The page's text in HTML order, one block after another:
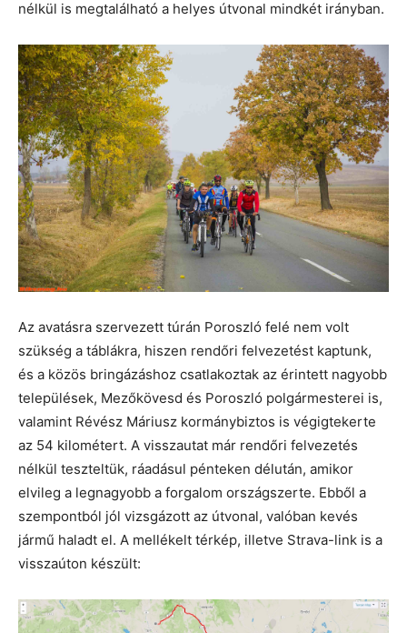
nélkül is megtalálható a helyes útvonal mindkét irányban.
Az avatásra szervezett túrán Poroszló felé nem volt
szükség a táblákra, hiszen rendőri felvezetést kaptunk,
és a közös bringázáshoz csatlakoztak az érintett nagyobb
települések, Mezőkövesd és Poroszló polgármesterei is,
valamint Révész Máriusz kormánybiztos is végigtekerte
az 54 kilométert. A visszautat már rendőri felvezetés
nélkül teszteltük, ráadásul pénteken délután, amikor
elvileg a legnagyobb a forgalom országszerte. Ebből a
szempontból jól vizsgázott az útvonal, valóban kevés
jármű haladt el. A mellékelt térkép, illetve Strava-link is a
visszaúton készült: